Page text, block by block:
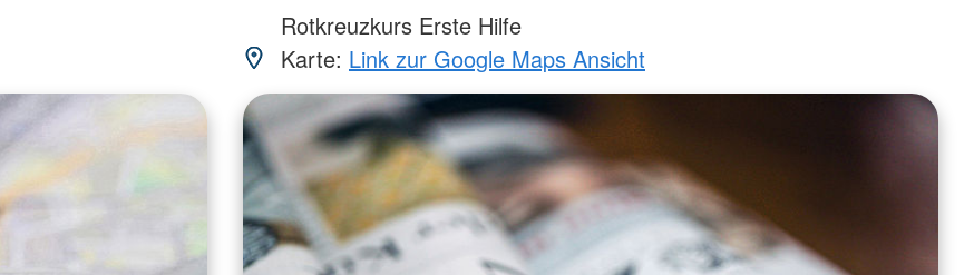
Rotkreuzkurs Erste Hilfe
Karte: Link zur Google Maps Ansicht